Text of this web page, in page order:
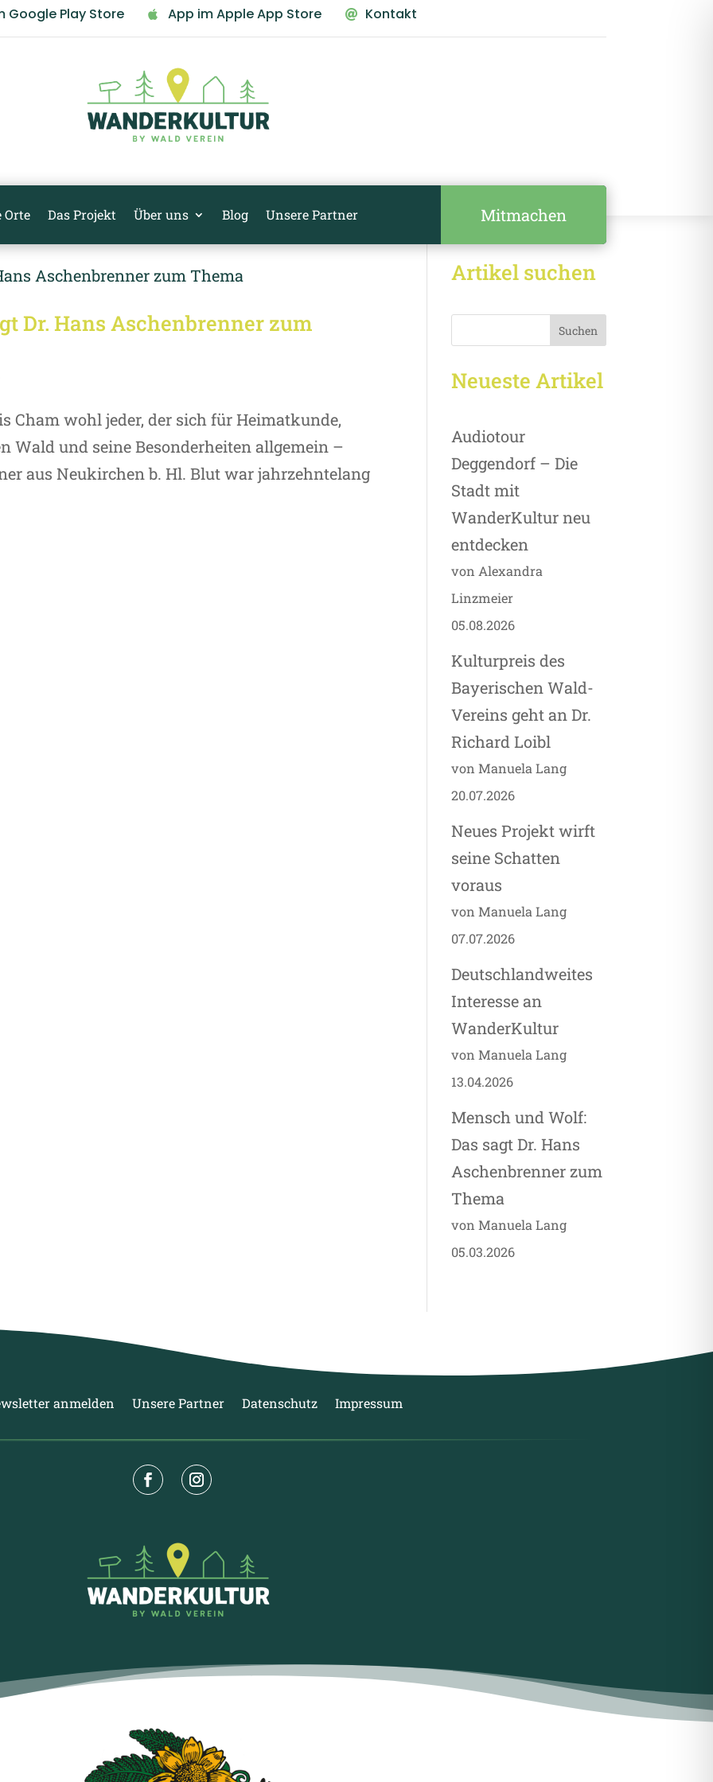
Google Play Store  App im Apple App Store  Kontakt
Orte Das Projekt Über uns Blog Unsere Partner Mitmachen
Dr. Hans Aschenbrenner zum
Cham wohl jeder, der sich für Heimatkunde,
Wald und seine Besonderheiten allgemein –
aus Neukirchen b. Hl. Blut war jahrzehntelang
Artikel suchen
Suchen
Neueste Artikel
Audiotour
Deggendorf – Die
Stadt mit
WanderKultur neu
entdecken
von Alexandra
Linzmeier
05.08.2026
Kulturpreis des
Bayerischen Wald-
Vereins geht an Dr.
Richard Loibl
von Manuela Lang
20.07.2026
Neues Projekt wirft
seine Schatten
voraus
von Manuela Lang
07.07.2026
Deutschlandweites
Interesse an
WanderKultur
von Manuela Lang
13.04.2026
Mensch und Wolf:
Das sagt Dr. Hans
Aschenbrenner zum
Thema
von Manuela Lang
05.03.2026
anmelden Unsere Partner Datenschutz Impressum